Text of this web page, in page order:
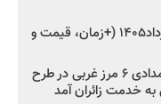
شروع فروش کشنده و کامیون فاو -مرداد۱۴۰۵ (+زمان، قیمت و
مدیرعامل امدادخودروسایپا: پوشش امدادی ۶ مرز غربی در طرح